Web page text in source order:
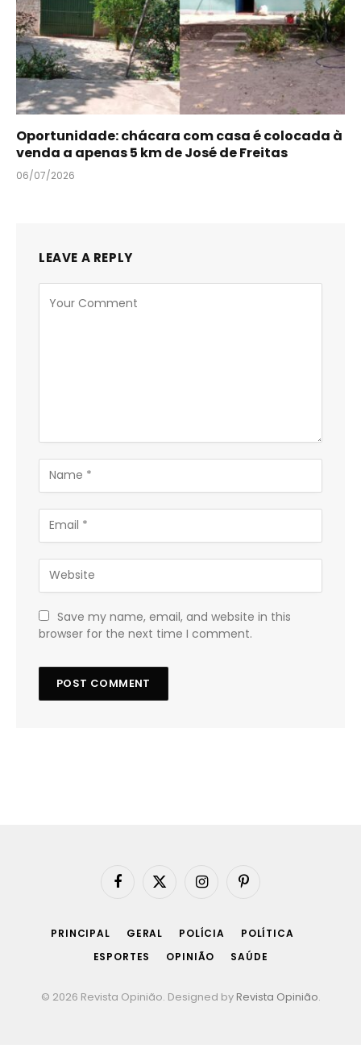
Oportunidade: chácara com casa é colocada à
venda a apenas 5 km de José de Freitas
06/07/2026
LEAVE A REPLY
Save my name, email, and website in this
browser for the next time I comment.
Facebook
X
InstagramPinterest
PRINCIPAL GERAL POLÍCIA
POLÍTICA
ESPORTES
OPINIÃO SAÚDE
© 2026 Revista Opinião. Designed by Revista Opinião.